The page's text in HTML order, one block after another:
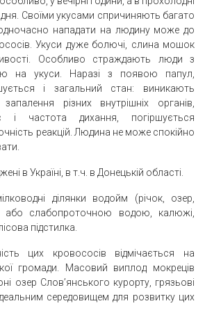
дня. Своїми укусами спричиняють багато
нападати на людину може до
Укуси дуже болючі, слина мошок
Особливо страждають люди з
на укуси. Наразі з появою папул,
і загальний стан: виникають
запалення різних внутрішніх органів,
і частота дихання, погіршується
реакцій. Людина не може спокійно
в Україні, в т.ч. в Донецькій області.
ділянки водойм (річок, озер,
слабопроточною водою, калюжі,
підстилка.
цих кровососів відмічається на
громади. Масовий виплод мокреців
озер Слов’янського курорту, грязьові
середовищем для розвитку цих